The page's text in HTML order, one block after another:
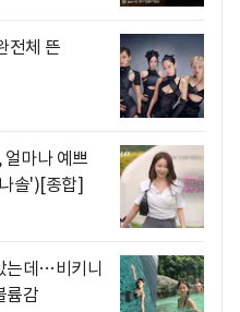
전체 뜬
마나 예쁘
솔')[종합]
는데…비키니
륨감